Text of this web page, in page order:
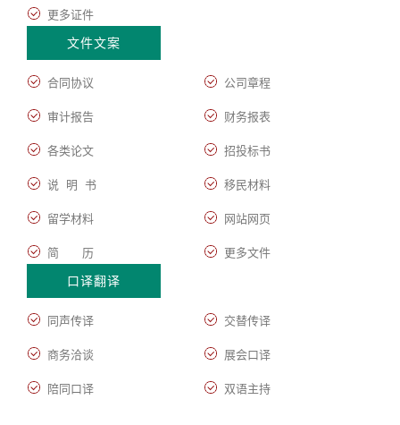
更多证件
文件文案
合同协议 公司章程
审计报告 财务报表
各类论文 招投标书
说 明 书 移民材料
留学材料 网站网页
简 历 更多文件
口译翻译
同声传译 交替传译
商务洽谈 展会口译
陪同口译 双语主持